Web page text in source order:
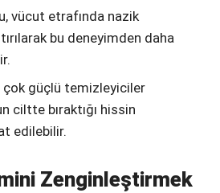
vücut etrafında nazik
bu deneyimden daha
çok güçlü temizleyiciler
ciltte bıraktığı hissin
edilebilir.
Zenginleştirmek